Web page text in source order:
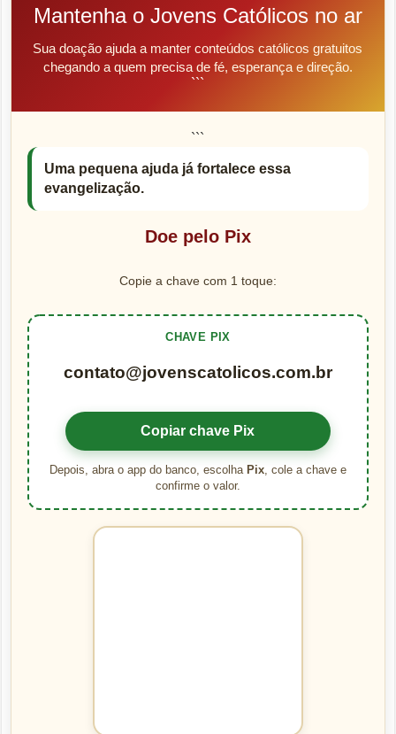
Mantenha o Jovens Católicos no ar
Sua doação ajuda a manter conteúdos católicos gratuitos
chegando a quem precisa de fé, esperança e direção.
```
```
Uma pequena ajuda já fortalece essa
evangelização.
Doe pelo Pix
Copie a chave com 1 toque:
CHAVE PIX
contato@jovenscatolicos.com.br
Copiar chave Pix
Depois, abra o app do banco, escolha Pix, cole a chave e
confirme o valor.